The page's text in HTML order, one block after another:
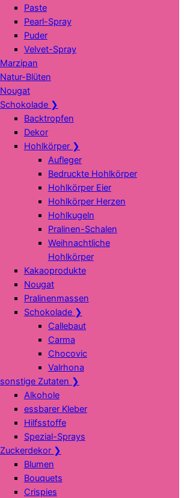
Paste
Pearl-Spray
Puder
Velvet-Spray
Marzipan
Natur-Blüten
Nougat
Schokolade ❯
Backtropfen
Dekor
Hohlkörper ❯
Aufleger
Bedruckte Hohlkörper
Hohlkörper Eier
Hohlkörper Herzen
Hohlkugeln
Pralinen-Schalen
Weihnachtliche
Hohlkörper
Kakaoprodukte
Nougat
Pralinenmassen
Schokolade ❯
Callebaut
Carma
Chocovic
Valrhona
sonstige Zutaten ❯
Alkohole
essbarer Kleber
Hilfsstoffe
Spezial-Sprays
Zuckerdekor ❯
Blumen
Bouquets
Crispies